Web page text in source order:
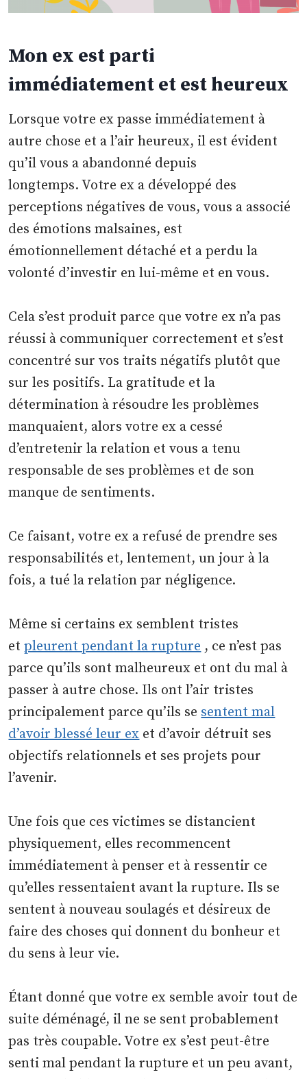
Mon ex est parti
immédiatement et est heureux
Lorsque votre ex passe immédiatement à
autre chose et a l’air heureux, il est évident
qu’il vous a abandonné depuis
longtemps. Votre ex a développé des
perceptions négatives de vous, vous a associé
des émotions malsaines, est
émotionnellement détaché et a perdu la
volonté d’investir en lui-même et en vous.
Cela s’est produit parce que votre ex n’a pas
réussi à communiquer correctement et s’est
concentré sur vos traits négatifs plutôt que
sur les positifs. La gratitude et la
détermination à résoudre les problèmes
manquaient, alors votre ex a cessé
d’entretenir la relation et vous a tenu
responsable de ses problèmes et de son
manque de sentiments.
Ce faisant, votre ex a refusé de prendre ses
responsabilités et, lentement, un jour à la
fois, a tué la relation par négligence.
Même si certains ex semblent tristes
etpleurent pendant la rupture , ce n’est pas
parce qu’ils sont malheureux et ont du mal à
passer à autre chose. Ils ont l’air tristes
principalement parce qu’ils se sentent mal
d’avoir blessé leur ex et d’avoir détruit ses
objectifs relationnels et ses projets pour
l’avenir.
Une fois que ces victimes se distancient
physiquement, elles recommencent
immédiatement à penser et à ressentir ce
qu’elles ressentaient avant la rupture. Ils se
sentent à nouveau soulagés et désireux de
faire des choses qui donnent du bonheur et
du sens à leur vie.
Étant donné que votre ex semble avoir tout de
suite déménagé, il ne se sent probablement
pas très coupable. Votre ex s’est peut-être
senti mal pendant la rupture et un peu avant,